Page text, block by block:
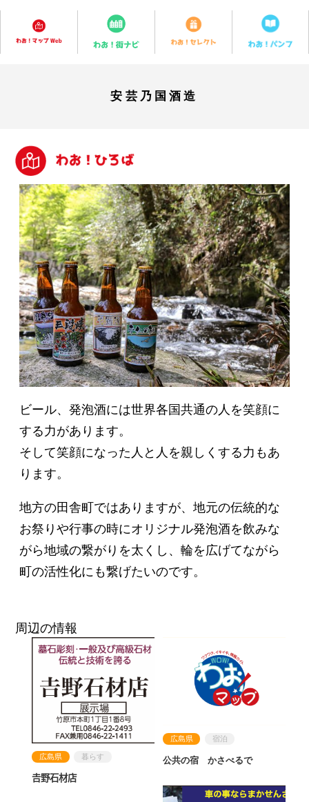
安芸乃国酒造
ビール、発泡酒には世界各国共通の人を笑顔に
する力があります。
そして笑顔になった人と人を親しくする力もあ
ります。
地方の田舎町ではありますが、地元の伝統的な
お祭りや行事の時にオリジナル発泡酒を飲みな
がら地域の繋がりを太くし、輪を広げてながら
町の活性化にも繋げたいのです。
周辺の情報
広島県 暮らす
𠮷野石材店
広島県 宿泊
公共の宿 かさべるで